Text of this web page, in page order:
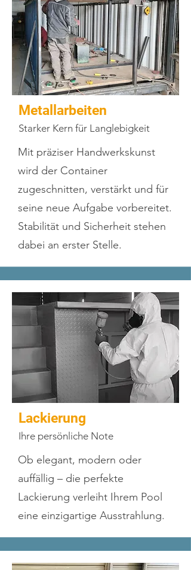
Metallarbeiten
Starker Kern für Langlebigkeit
Mit präziser Handwerkskunst
wird der Container
zugeschnitten, verstärkt und für
seine neue Aufgabe vorbereitet.
Stabilität und Sicherheit stehen
dabei an erster Stelle.
Lackierung
Ihre persönliche Note
Ob elegant, modern oder
auffällig – die perfekte
Lackierung verleiht Ihrem Pool
eine einzigartige Ausstrahlung.